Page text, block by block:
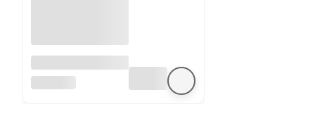
A4988 sterownik
silnika krokowego